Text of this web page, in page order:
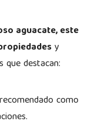
aguacate, este
y
que destacan:
como